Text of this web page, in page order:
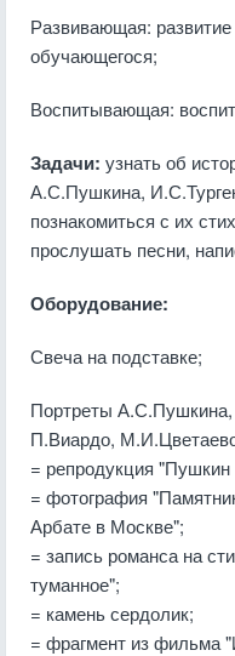
Развивающая:
обучающегося;
Воспитывающая:
Задачи: узнать об
А.С.Пушкина,
познакомиться с их
прослушать песни,
Оборудование:
Свеча на подставке;
Портреты А.С.Пушкина,
П.Виардо,
= репродукция "Пушкин
= фотография
Арбате в Москве";
= запись романса на
туманное";
= камень сердолик;
= фрагмент из фильма